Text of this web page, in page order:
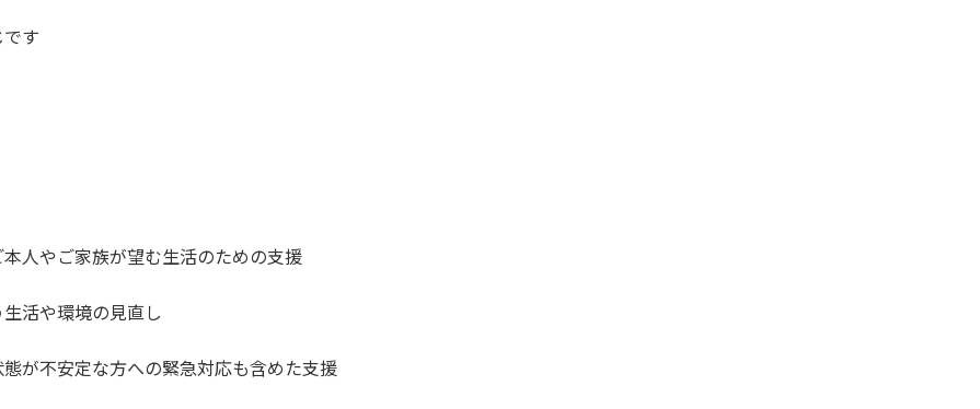
す
人やご家族が望む生活のための支援
活や環境の見直し
が不安定な方への緊急対応も含めた支援